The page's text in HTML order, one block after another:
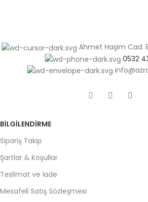
Ahmet Haşim Cad.
0532
BILGILENDIRME
Sipariş Takip
Şartlar & Koşullar
Teslimat ve İade
Mesafeli Satış Sözleşmesi